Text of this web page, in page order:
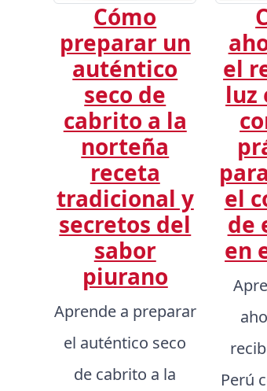
Cómo
preparar un
auténtico
seco de
cabrito a la
norteña
receta
tradicional y
secretos del
sabor
piurano
Aprende a preparar
el auténtico seco
de cabrito a la
el
luz
el
de
en
Perú